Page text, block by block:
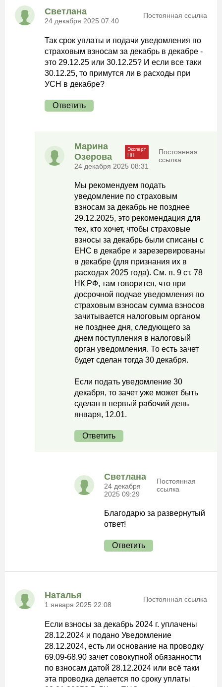
Светлана
24 декабря 2025 07:40
Постоянная ссылка
Так срок уплаты и подачи уведомления по
страховым взносам за декабрь в декабре -
это 29.12.25 или 30.12.25? И если все таки
30.12.25, то примутся ли в расходы при
УСН в декабре?
Ответить
Марина
Озерова
24 декабря 2025 08:31
Постоянная
ссылка
Мы рекомендуем подать
уведомление по страховым
взносам за декабрь не позднее
29.12.2025, это рекомендация для
тех, кто хочет, чтобы страховые
взносы за декабрь были списаны с
ЕНС в декабре и зарезервированы
в декабре (для признания их в
расходах 2025 года). См. п. 9 ст. 78
НК РФ, там говорится, что при
досрочной подчае уведомления по
страховым взносам сумма взносов
зачитывается налоговым органом
не позднее дня, следующего за
днем поступления в налоговый
орган уведомления. То есть зачет
будет сделан тогда 30 декабря.
Если подать уведомление 30
декабря, то зачет уже может быть
сделан в первый рабочий день
января, 12.01.
Ответить
Светлана
24 декабря
2025 09:29
Постоянная
ссылка
Благодарю за развернутый
ответ!
Ответить
Наталья
1 января 2025 22:08
Постоянная ссылка
Если взносы за декабрь 2024 г. уплачены
28.12.2024 и подано Уведомление
28.12.2024, есть ли основание на проводку
69.09-68.90 зачет совокупной обязанности
по взносам датой 28.12.2024 или всё таки
эта проводка делается по сроку уплаты